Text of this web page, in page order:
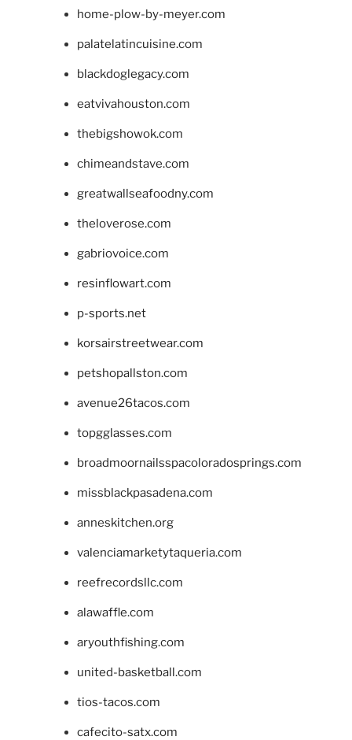
home-plow-by-meyer.com
palatelatincuisine.com
blackdoglegacy.com
eatvivahouston.com
thebigshowok.com
chimeandstave.com
greatwallseafoodny.com
theloverose.com
gabriovoice.com
resinflowart.com
p-sports.net
korsairstreetwear.com
petshopallston.com
avenue26tacos.com
topgglasses.com
broadmoornailsspacoloradosprings.com
missblackpasadena.com
anneskitchen.org
valenciamarketytaqueria.com
reefrecordsllc.com
alawaffle.com
aryouthfishing.com
united-basketball.com
tios-tacos.com
cafecito-satx.com